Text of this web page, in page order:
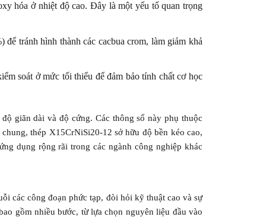
hóa ở nhiệt độ cao. Đây là một yếu tố quan trọng
tránh hình thành các cacbua crom, làm giảm khả
soát ở mức tối thiểu để đảm bảo tính chất cơ học
giãn dài và độ cứng. Các thông số này phụ thuộc
thép X15CrNiSi20-12 sở hữu độ bền kéo cao,
dụng rộng rãi trong các ngành công nghiệp khác
các công đoạn phức tạp, đòi hỏi kỹ thuật cao và sự
gồm nhiều bước, từ lựa chọn nguyên liệu đầu vào